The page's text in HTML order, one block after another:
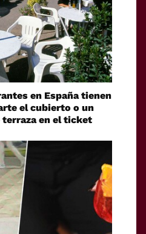
en España tienen
el cubierto o un
en el ticket